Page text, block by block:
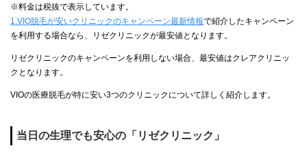
※料金は税抜で表示しています。
1.VIO脱毛が安いクリニックのキャンペーン最新情報で紹介したキャンペーン
を利用する場合なら、リゼクリニックが最安値となります。
リゼクリニックのキャンペーンを利用しない場合、最安値はクレアクリニッ
クとなります。
VIOの医療脱毛が特に安い3つのクリニックについて詳しく紹介します。
当日の生理でも安心の「リゼクリニック」